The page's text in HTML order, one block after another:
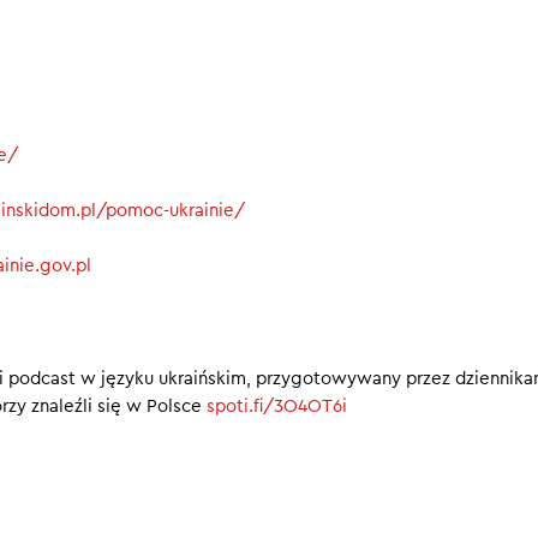
pomoc-ukrainie/
w języku ukraińskim, przygotowywany przez
znaleźli się w Polsce spoti.fi/3O4OT6i